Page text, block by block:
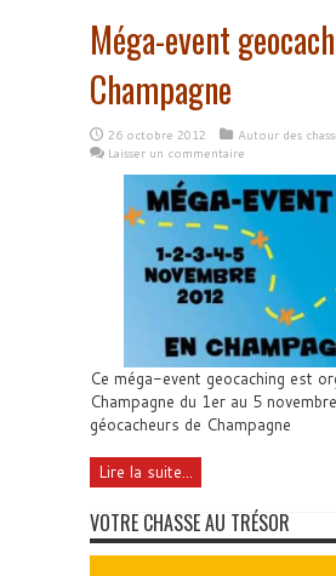
Méga-event
Champagne
26 octobre 2012
Autour des
Laisser un commentaire
Ce méga-event geocaching est
Champagne du 1er au 5
géocacheurs de Champagne
Lire la suite...
VOTRE CHASSE AU TRÉSOR